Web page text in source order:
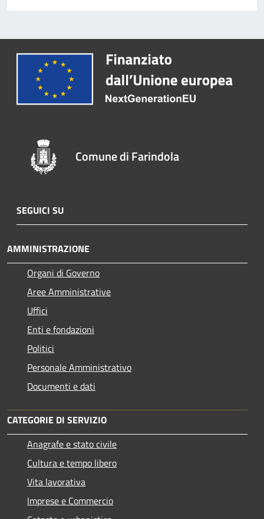
Comune di Farindola
SEGUICI SU
AMMINISTRAZIONE
Organi di Governo
Aree Amministrative
Uffici
Enti e fondazioni
Politici
Personale Amministrativo
Documenti e dati
CATEGORIE DI SERVIZIO
Anagrafe e stato civile
Cultura e tempo libero
Vita lavorativa
Imprese e Commercio